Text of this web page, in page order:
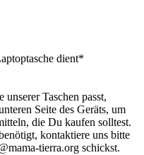
dient*
Taschen passt,
Seite des Geräts, um
die Du kaufen solltest.
kontaktiere uns bitte
tierra.org schickst.